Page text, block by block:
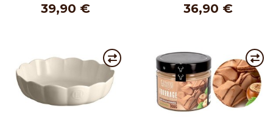
39,90 € 36,90 €